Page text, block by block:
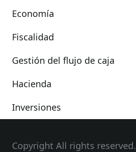
Economía
Fiscalidad
Gestión del flujo de caja
Hacienda
Inversiones
Copyright All rights reserved.